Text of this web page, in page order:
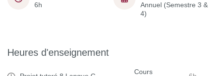
6h
Annuel (Semestre 3 &
4)
Heures d'enseignement
Cours